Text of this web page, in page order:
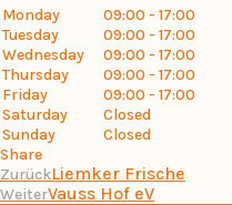
Monday
09:00 - 17:00
Tuesday
09:00 - 17:00
Wednesday
09:00 - 17:00
Thursday
09:00 - 17:00
Friday
09:00 - 17:00
Saturday
Closed
Sunday
Closed
Share
ZurückLiemker Frische
WeiterVauss Hof eV